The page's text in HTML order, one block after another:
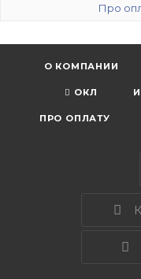
Про
О КОМПАНИИ
ОКЛ
ПРО ОПЛАТУ